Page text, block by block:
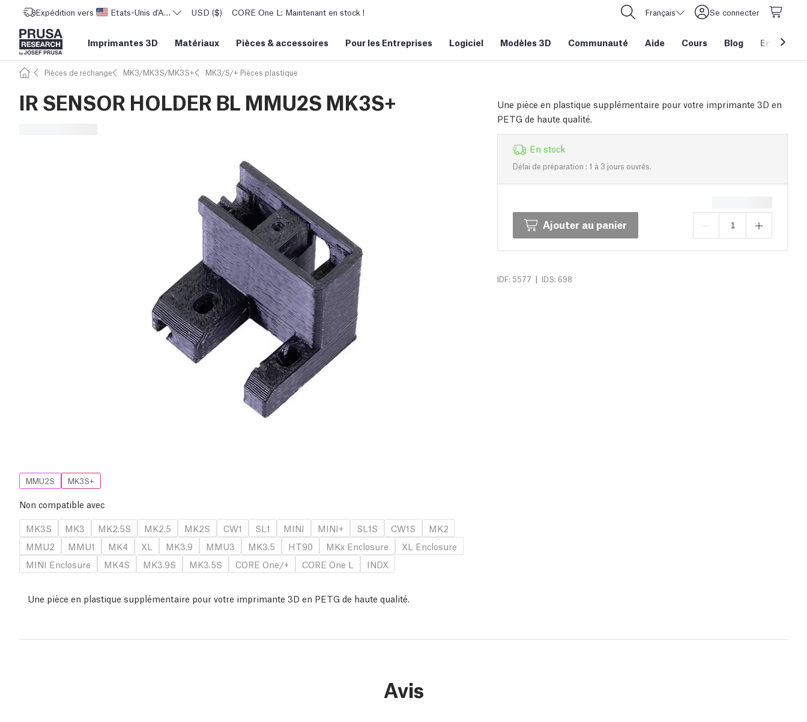
Expédition vers Etats-Unis d'AmériqueUSD ($) CORE One L: Maintenant en stock ! Français Se connecter
Imprimantes 3D Matériaux Pièces & accessoires Pour les Entreprises Logiciel Modèles 3D Communauté Aide Cours Blog Entreprise
Pièces de rechange MK3/MK3S/MK3S+ MK3/S/+ Pièces plastique
IR SENSOR HOLDER BL MMU2S MK3S+
Une pièce en plastique supplémentaire pour votre imprimante 3D en
PETG de haute qualité.
En stock
Délai de préparation : 1 à 3 jours ouvrés.
Ajouter au panier
IDF: 5577 | IDS: 698
MMU2S MK3S+
Non compatible avec
MK3S
MK3 MK2.5S MK2.5 MK2S CW1 SL1 MINI MINI+ SL1S CW1S
MK2
MMU2
MMU1 MK4 XL MK3.9 MMU3 MK3.5 HT90 MKx Enclosure
XL Enclosure
MINI Enclosure
MK4S MK3.9S MK3.5S CORE One/+ CORE One L INDX
Une pièce en plastique supplémentaire pour votre imprimante 3D en PETG de haute qualité.
Avis